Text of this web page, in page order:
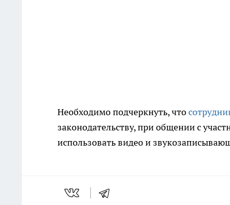
Необходимо подчеркнуть, что
законодательству, при общении с
использовать видео и